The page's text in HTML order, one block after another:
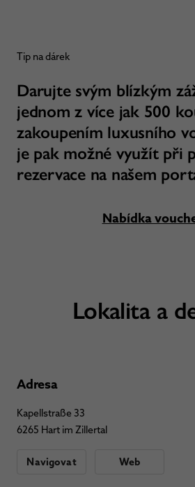
Tip na dárek
Darujte svým blízkým
jednom z více jak 500
zakoupením luxusního
je pak možné využít při
rezervace na našem
Nabídka
Lokalita a
Adresa
Kapellstraße 33
6265 Hart im Zillertal
Navigovat Web